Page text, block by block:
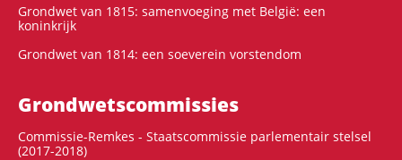
Grondwet van 1815: samenvoeging met België: een
koninkrijk
Grondwet van 1814: een soeverein vorstendom
Grondwets­commissies
Commissie-Remkes - Staatscommissie parlementair stelsel
(2017-2018)